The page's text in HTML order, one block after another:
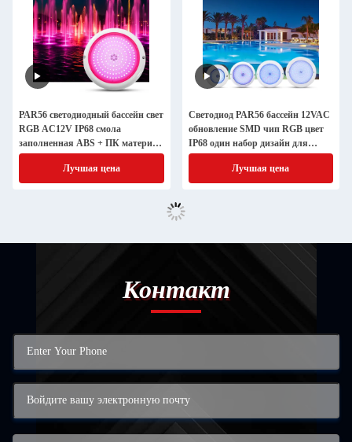
PAR56 светодиодный бассейн свет
RGB AC12V IP68 смола
заполненная ABS + ПК материал
DIA152 * 26 мм Угол луча 120
Лучшая цена
Светодиод PAR56 бассейн 12VAC
обновление SMD чип RGB цвет
IP68 один набор дизайн для
бетонного бассейна
Лучшая цена
Контакт